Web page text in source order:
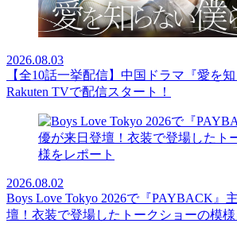
2026.08.03
【全10話一挙配信】中国ドラマ『愛を知
Rakuten TVで配信スタート！
2026.08.02
Boys Love Tokyo 2026で『PAYBACK』
壇！衣装で登場したトークショーの模様